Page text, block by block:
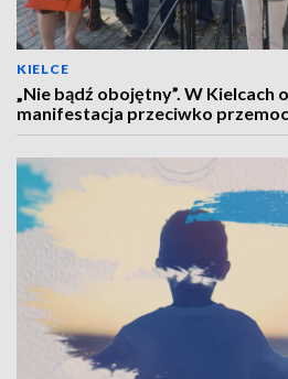
KIELCE
„Nie bądź obojętny”. W Kielcach
manifestacja przeciwko